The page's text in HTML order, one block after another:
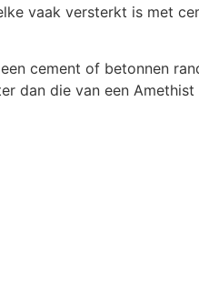
vaak versterkt is met
cement of betonnen
dan die van een